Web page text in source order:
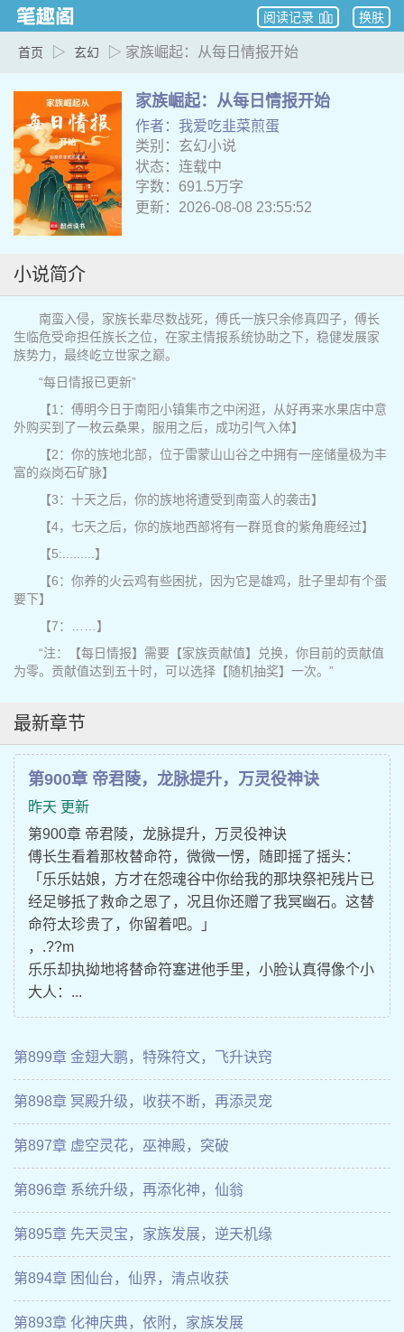
换肤
阅读记录
首页 ▷ 玄幻 ▷ 家族崛起：从每日情报开始
家族崛起：从每日情报开始
作者：我爱吃韭菜煎蛋
类别：玄幻小说
状态：连载中
字数：691.5万字
更新：2026-08-08 23:55:52
小说简介
南蛮入侵，家族长辈尽数战死，傅氏一族只余修真四子，傅长
生临危受命担任族长之位，在家主情报系统协助之下，稳健发展家
族势力，最终屹立世家之巅。
“每日情报已更新”
【1：傅明今日于南阳小镇集市之中闲逛，从好再来水果店中意
外购买到了一枚云桑果，服用之后，成功引气入体】
【2：你的族地北部，位于雷蒙山山谷之中拥有一座储量极为丰
富的焱岗石矿脉】
【3：十天之后，你的族地将遭受到南蛮人的袭击】
【4，七天之后，你的族地西部将有一群觅食的紫角鹿经过】
【5:.........】
【6：你养的火云鸡有些困扰，因为它是雄鸡，肚子里却有个蛋
要下】
【7：……】
“注：【每日情报】需要【家族贡献值】兑换，你目前的贡献值
为零。贡献值达到五十时，可以选择【随机抽奖】一次。”
最新章节
第900章 帝君陵，龙脉提升，万灵役神诀
昨天 更新
第900章 帝君陵，龙脉提升，万灵役神诀
傅长生看着那枚替命符，微微一愣，随即摇了摇头：
「乐乐姑娘，方才在怨魂谷中你给我的那块祭祀残片已
经足够抵了救命之恩了，况且你还赠了我冥幽石。这替
命符太珍贵了，你留着吧。」
，.??m
乐乐却执拗地将替命符塞进他手里，小脸认真得像个小
大人：...
第899章 金翅大鹏，特殊符文，飞升诀窍
第898章 冥殿升级，收获不断，再添灵宠
第897章 虚空灵花，巫神殿，突破
第896章 系统升级，再添化神，仙翁
第895章 先天灵宝，家族发展，逆天机缘
第894章 困仙台，仙界，清点收获
第893章 化神庆典，依附，家族发展